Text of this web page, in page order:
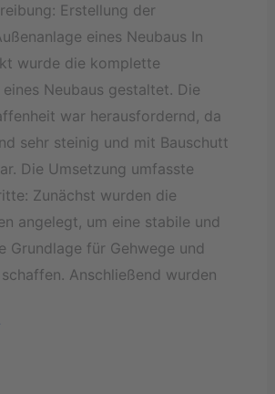
Erstellung der
eines Neubaus In
wurde die komplette
Neubaus gestaltet. Die
war herausfordernd, da
sehr steinig und mit Bauschutt
Die Umsetzung umfasste
Zunächst wurden die
angelegt, um eine stabile und
Grundlage für Gehwege und
Anschließend wurden